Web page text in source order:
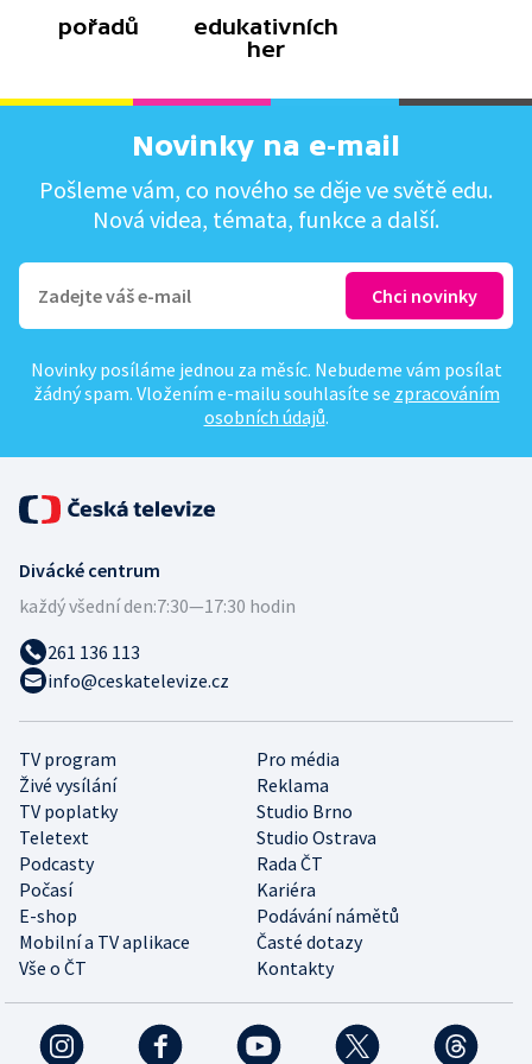
pořadů
edukativních
her
Novinky na e-mail
Pošleme vám, co nového se děje ve světě edu.
Nová videa, témata, funkce a další.
Novinky posíláme jednou za měsíc. Nebudeme vám posílat
žádný spam. Vložením e-mailu souhlasíte se zpracováním
osobních údajů.